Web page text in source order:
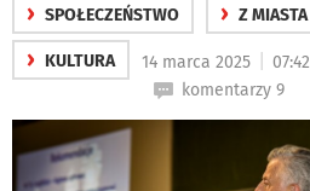
› SPOŁECZEŃSTWO › Z MIASTA
› KULTURA 14 marca 2025
07:42
komentarzy 9